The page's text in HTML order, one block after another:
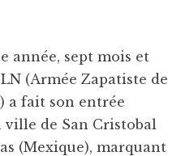
année, sept mois et
(Armée Zapatiste de
a fait son entrée
ville de San Cristobal
(Mexique), marquant